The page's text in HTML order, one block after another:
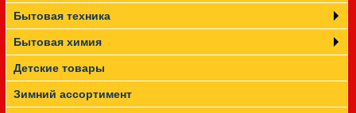
Бытовая техника
Бытовая химия
Детские товары
Зимний ассортимент